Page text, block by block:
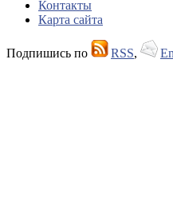
Контакты
Карта сайта
Подпишись по RSS,